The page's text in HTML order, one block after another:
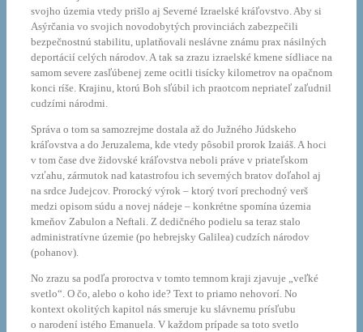
svojho územia vtedy prišlo aj Severné Izraelské kráľovstvo. Aby si
Asýrčania vo svojich novodobytých provinciách zabezpečili
bezpečnostnú stabilitu, uplatňovali neslávne známu prax násilných
deportácií celých národov. A tak sa zrazu izraelské kmene sídliace na
samom severe zasľúbenej zeme ocitli tisícky kilometrov na opačnom
konci ríše. Krajinu, ktorú Boh sľúbil ich praotcom nepriateľ zaľudnil
cudzími národmi.
Správa o tom sa samozrejme dostala až do Južného Júdskeho
kráľovstva a do Jeruzalema, kde vtedy pôsobil prorok Izaiáš. A hoci
v tom čase dve židovské kráľovstva neboli práve v priateľskom
vzťahu, zármutok nad katastrofou ich severných bratov doľahol aj
na srdce Judejcov. Prorocký výrok – ktorý tvorí prechodný verš
medzi opisom súdu a novej nádeje – konkrétne spomína územia
kmeňov Zabulon a Neftali. Z dedičného podielu sa teraz stalo
administratívne územie (po hebrejsky Galilea) cudzích národov
(pohanov).
No zrazu sa podľa proroctva v tomto temnom kraji zjavuje „veľké
svetlo“. O čo, alebo o koho ide? Text to priamo nehovorí. No
kontext okolitých kapitol nás smeruje ku slávnemu prísľubu
o narodení istého Emanuela. V každom prípade sa toto svetlo